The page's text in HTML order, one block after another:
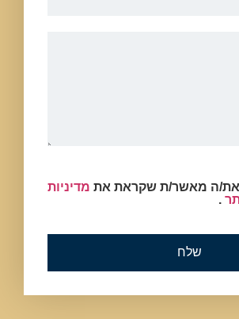
את/ה מאשר/ת שקראת את מדיניות
.
שלח